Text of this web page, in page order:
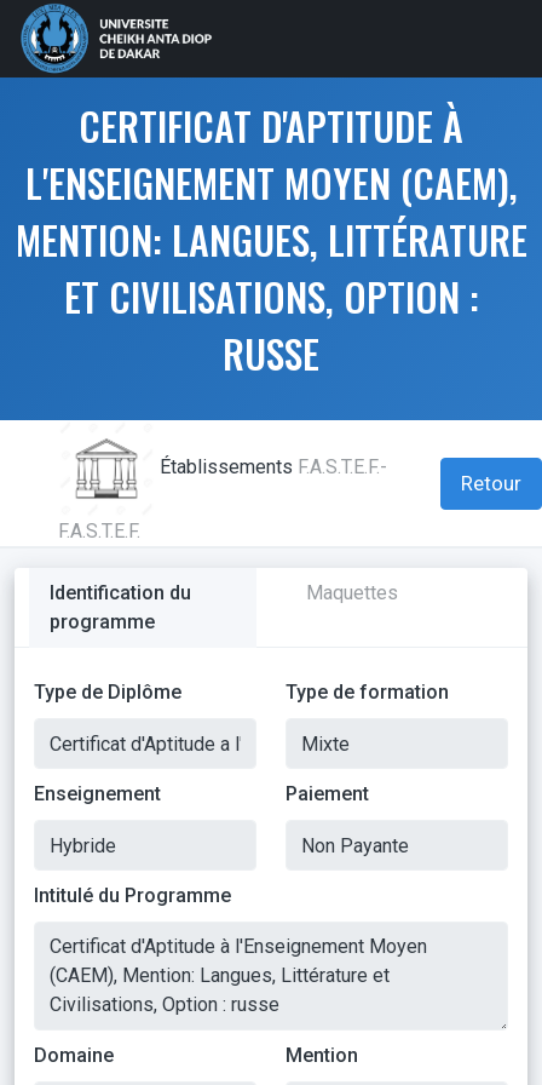
CERTIFICAT D'APTITUDE À
L'ENSEIGNEMENT MOYEN (CAEM),
MENTION: LANGUES, LITTÉRATURE
ET CIVILISATIONS, OPTION :
RUSSE
Établissements F.A.S.T.E.F.-
F.A.S.T.E.F.
Retour
Identification du
programme
Maquettes
Type de Diplôme Type de formation
Enseignement Paiement
Intitulé du Programme
Domaine Mention